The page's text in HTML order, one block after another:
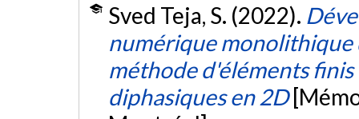
Sved Teja, S. (2022).
numérique monolithique
méthode d'éléments
diphasiques en 2D